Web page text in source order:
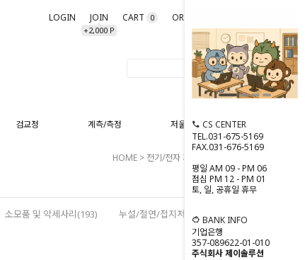
LOGIN JOIN
+2,000 P
CART 0 ORDER
검교정 계측/측정 저울/분동CS CENTER
TEL.031-675-5169
FAX.031-676-5169
평일 AM 09 - PM 06
점심 PM 12 - PM 01
토, 일, 공휴일 휴무
BANK INFO
기업은행
357-089622-01-010
주식회사 제이솔루션
HOME > 전기/전자 계측
소모품 및 악세사리(193) 누설/절연/접지저항계(80)